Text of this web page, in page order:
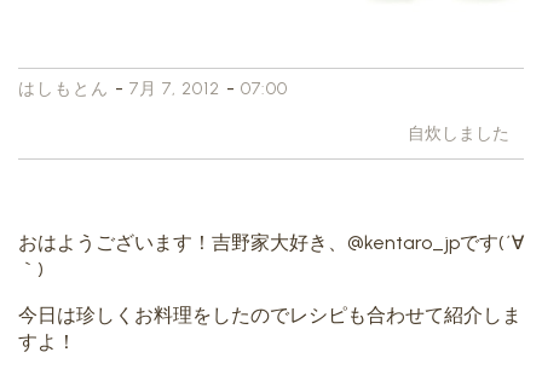
はしもとん - 7月 7, 2012 - 07:00
自炊しました
おはようございます！吉野家大好き、@kentaro_jpです(´∀
｀)
今日は珍しくお料理をしたのでレシピも合わせて紹介しま
すよ！